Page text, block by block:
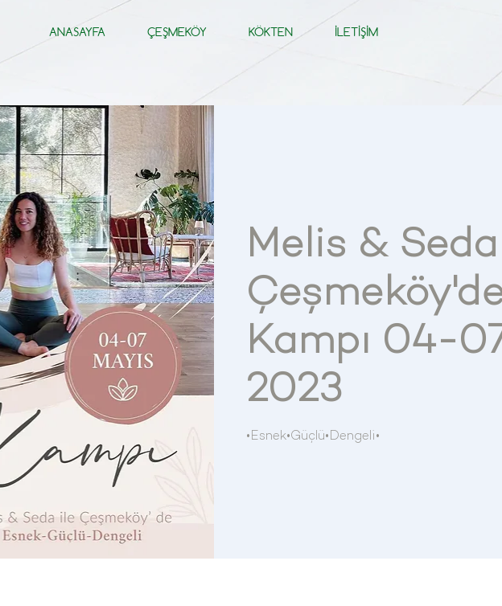
ANASAYFA ÇEŞMEKÖY KÖKTEN İLETİŞİM
Melis &
Kampı 04-
2023
•Esnek•Güçlü•Dengeli•